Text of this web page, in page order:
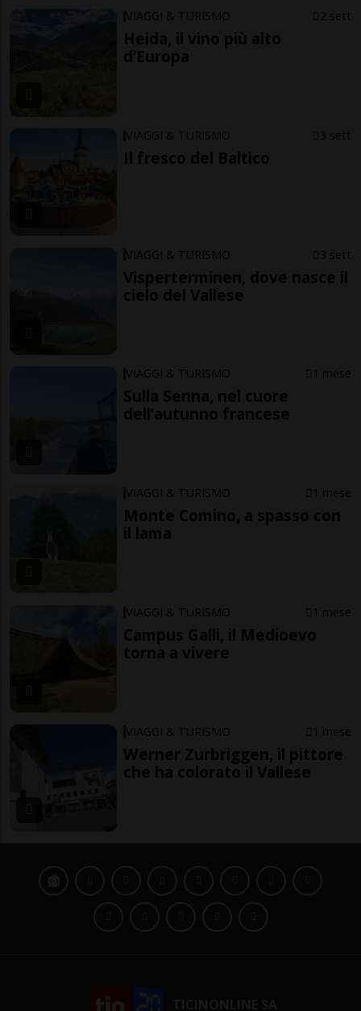
VIAGGI & TURISMO 2 sett
Heida, il vino più alto
d’Europa
VIAGGI & TURISMO 3 sett
Il fresco del Baltico
VIAGGI & TURISMO 3 sett
Visperterminen, dove nasce il
cielo del Vallese
VIAGGI & TURISMO 1 mese
Sulla Senna, nel cuore
dell’autunno francese
VIAGGI & TURISMO 1 mese
Monte Comino, a spasso con
il lama
VIAGGI & TURISMO 1 mese
Campus Galli, il Medioevo
torna a vivere
VIAGGI & TURISMO 1 mese
Werner Zurbriggen, il pittore
che ha colorato il Vallese